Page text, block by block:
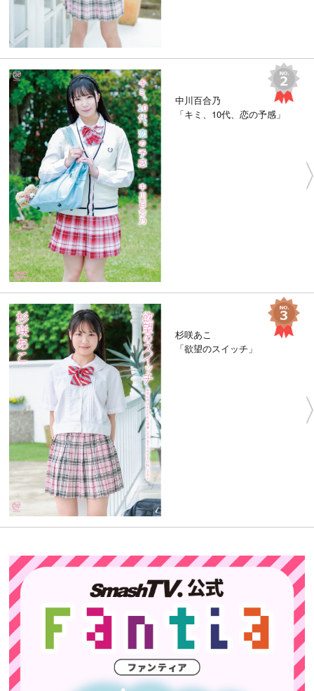
中川百合乃
「キミ、10代、恋の予感」
杉咲あこ
「欲望のスイッチ」